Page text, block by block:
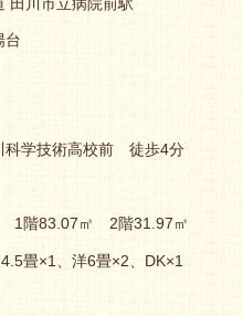
台
科学技術高校前 徒歩4分
1階83.07㎡ 2階31.97㎡
畳×1、洋6畳×2、DK×1